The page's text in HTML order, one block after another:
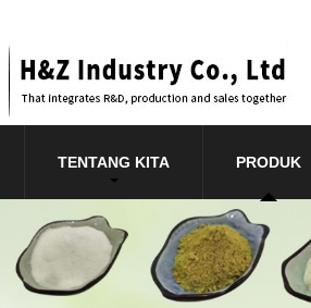
TENTANG KITA PRODUK